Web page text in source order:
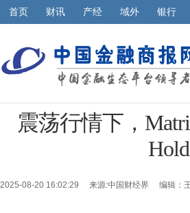
首页 财讯 产经 域外 银行
震荡行情下，
2025-08-20 16:02:29 来源:中国财经界 编辑：